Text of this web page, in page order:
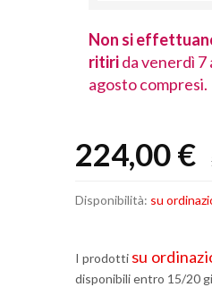
Non si
ritirida venerdì 7
agosto compresi.
224,00 €
Disponibilità: su
I prodotti su
disponibili entro 15/20